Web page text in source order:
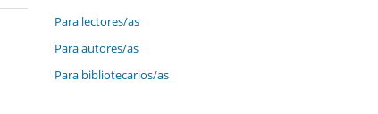
Para lectores/as
Para autores/as
Para bibliotecarios/as